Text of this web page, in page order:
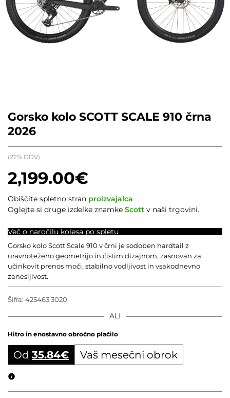
Gorsko kolo SCOTT SCALE 910 črna
2026
2,199.00€
(22% DDV)
Gorsko kolo Scott Scale 910 v črni je sodoben hardtail z
uravnoteženo geometrijo in čistim dizajnom, zasnovan za
učinkovit prenos moči, stabilno vodljivost in vsakodnevno
zanesljivost.
ALI
Hitro in enostavno obročno plačilo
Od 35.84€ Vaš mesečni obrok
Obiščite spletno stran proizvajalca
Oglejte si druge izdelke znamke Scott v naši trgovini.
Šifra: 425463.3020
Več o naročilu kolesa po spletu